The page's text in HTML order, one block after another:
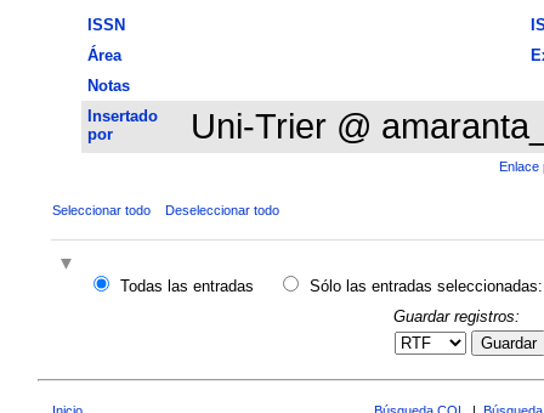
ISSN
Área
Notas
Insertado
por
Uni-Trier @
Enlace
Seleccionar todo Deseleccionar todo
Todas las entradas
Sólo las entradas seleccionadas:
Guardar registros:
Guardar